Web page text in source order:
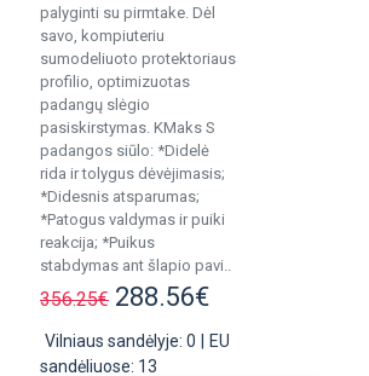
palyginti su pirmtake. Dėl
savo, kompiuteriu
sumodeliuoto protektoriaus
profilio, optimizuotas
padangų slėgio
pasiskirstymas. KMaks S
padangos siūlo: *Didelė
rida ir tolygus dėvėjimasis;
*Didesnis atsparumas;
*Patogus valdymas ir puiki
reakcija; *Puikus
stabdymas ant šlapio pavi..
356.25€ 288.56€
Vilniaus sandėlyje: 0
EU
sandėliuose: 13